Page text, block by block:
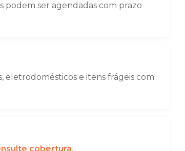
ser agendadas com prazo
eletrodomésticos e itens frágeis com
cobertura.